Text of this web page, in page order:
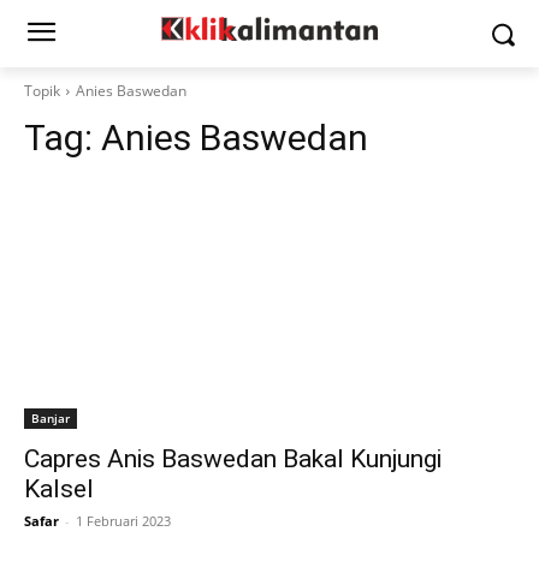
Topik Anies Baswedan
Tag: Anies Baswedan
Banjar
Capres Anis Baswedan Bakal Kunjungi
Kalsel
Safar - 1 Februari 2023